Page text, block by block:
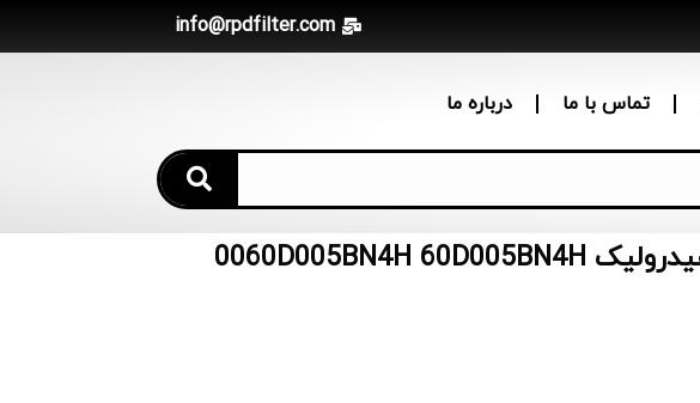
info@rpdfilter.com
تماس با ما درباره ما